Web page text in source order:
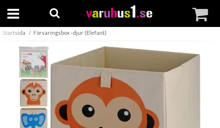
Startsida Förvaringsbox -djur (Elefant)